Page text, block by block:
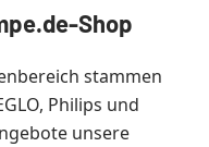
Shop
stammen
Philips und
unsere